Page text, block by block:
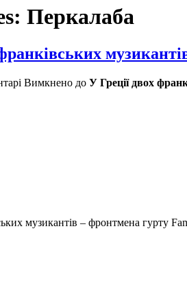
Перкалаба
Вимкнено до У Греції двох
музикантів – фронтмена гурту